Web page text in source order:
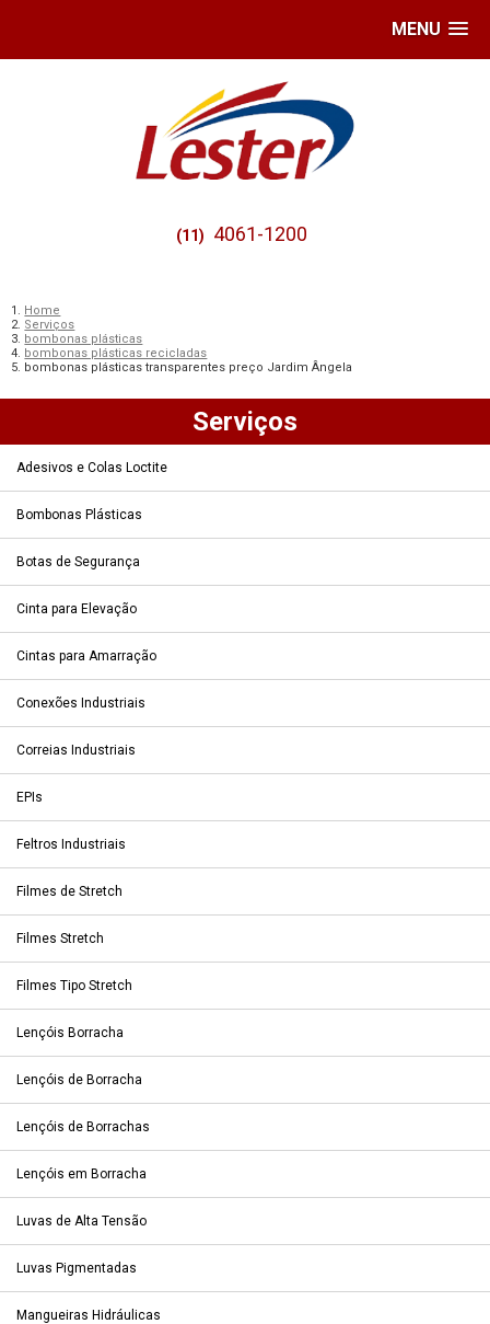
MENU
(11) 4061-1200
Home
Serviços
bombonas plásticas
bombonas plásticas recicladas
bombonas plásticas transparentes preço Jardim Ângela
Serviços
Adesivos e Colas Loctite
Bombonas Plásticas
Botas de Segurança
Cinta para Elevação
Cintas para Amarração
Conexões Industriais
Correias Industriais
EPIs
Feltros Industriais
Filmes de Stretch
Filmes Stretch
Filmes Tipo Stretch
Lençóis Borracha
Lençóis de Borracha
Lençóis de Borrachas
Lençóis em Borracha
Luvas de Alta Tensão
Luvas Pigmentadas
Mangueiras Hidráulicas